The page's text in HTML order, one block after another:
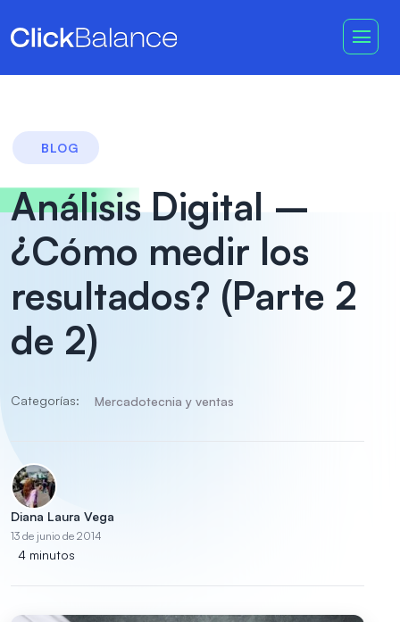
BLOG
Análisis Digital –
¿Cómo medir los
resultados? (Parte 2
de 2)
Categorías: Mercadotecnia y ventas
Diana Laura Vega
13 de junio de 2014
4 minutos